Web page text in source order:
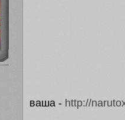
ваша - http://